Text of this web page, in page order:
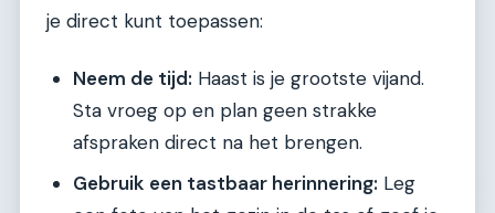
je direct kunt toepassen:
Neem de tijd: Haast is je grootste vijand.
Sta vroeg op en plan geen strakke
afspraken direct na het brengen.
Gebruik een tastbaar herinnering: Leg